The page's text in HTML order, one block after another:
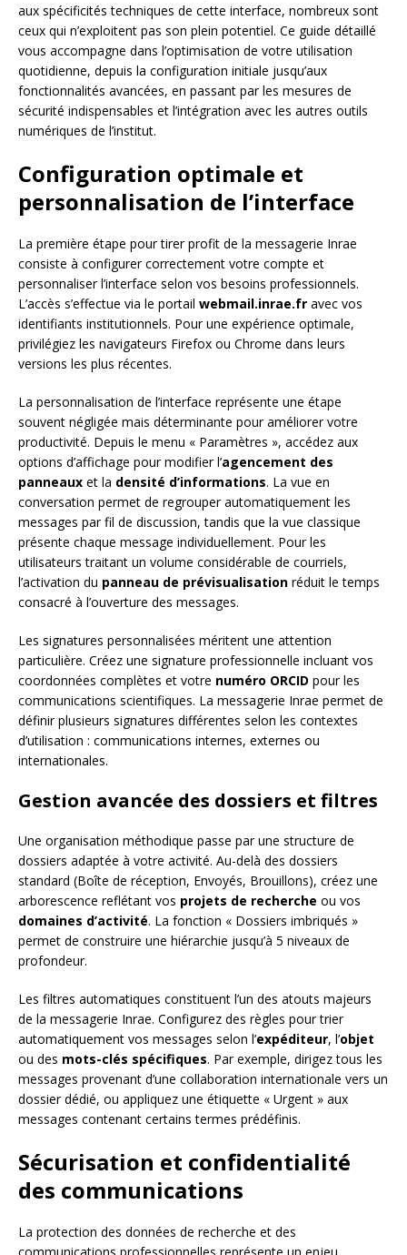
aux spécificités techniques de cette interface, nombreux sont
ceux qui n’exploitent pas son plein potentiel. Ce guide détaillé
vous accompagne dans l’optimisation de votre utilisation
quotidienne, depuis la configuration initiale jusqu’aux
fonctionnalités avancées, en passant par les mesures de
sécurité indispensables et l’intégration avec les autres outils
numériques de l’institut.
Configuration optimale et
personnalisation de l’interface
La première étape pour tirer profit de la messagerie Inrae
consiste à configurer correctement votre compte et
personnaliser l’interface selon vos besoins professionnels.
L’accès s’effectue via le portail webmail.inrae.fr avec vos
identifiants institutionnels. Pour une expérience optimale,
privilégiez les navigateurs Firefox ou Chrome dans leurs
versions les plus récentes.
La personnalisation de l’interface représente une étape
souvent négligée mais déterminante pour améliorer votre
productivité. Depuis le menu « Paramètres », accédez aux
options d’affichage pour modifier l’agencement des
panneaux et la densité d’informations. La vue en
conversation permet de regrouper automatiquement les
messages par fil de discussion, tandis que la vue classique
présente chaque message individuellement. Pour les
utilisateurs traitant un volume considérable de courriels,
l’activation du panneau de prévisualisation réduit le temps
consacré à l’ouverture des messages.
Les signatures personnalisées méritent une attention
particulière. Créez une signature professionnelle incluant vos
coordonnées complètes et votre numéro ORCID pour les
communications scientifiques. La messagerie Inrae permet de
définir plusieurs signatures différentes selon les contextes
d’utilisation : communications internes, externes ou
internationales.
Gestion avancée des dossiers et filtres
Une organisation méthodique passe par une structure de
dossiers adaptée à votre activité. Au-delà des dossiers
standard (Boîte de réception, Envoyés, Brouillons), créez une
arborescence reflétant vos projets de recherche ou vos
domaines d’activité. La fonction « Dossiers imbriqués »
permet de construire une hiérarchie jusqu’à 5 niveaux de
profondeur.
Les filtres automatiques constituent l’un des atouts majeurs
de la messagerie Inrae. Configurez des règles pour trier
automatiquement vos messages selon l’expéditeur, l’objet
ou des mots-clés spécifiques. Par exemple, dirigez tous les
messages provenant d’une collaboration internationale vers un
dossier dédié, ou appliquez une étiquette « Urgent » aux
messages contenant certains termes prédéfinis.
Sécurisation et confidentialité
des communications
La protection des données de recherche et des
communications professionnelles représente un enjeu